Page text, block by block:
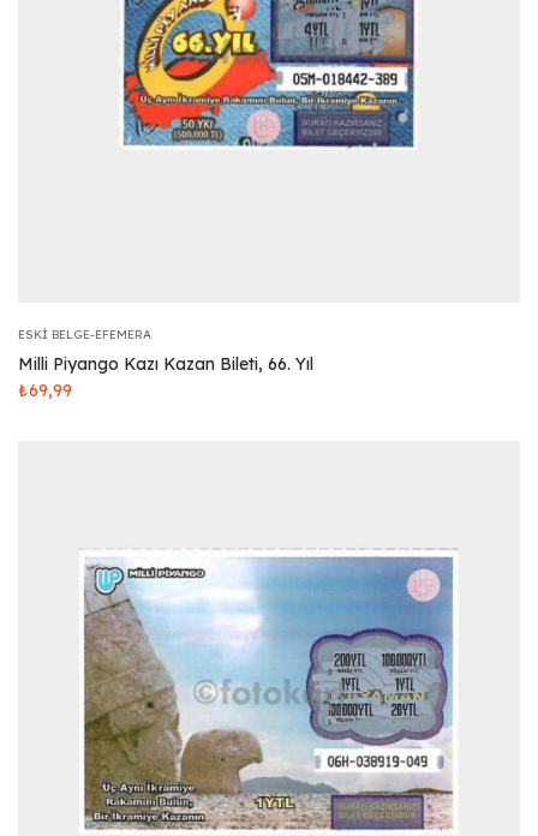
ESKI BELGE-EFEMERA
Milli Piyango Kazı Kazan Bileti, 66. Yıl
₺69,99